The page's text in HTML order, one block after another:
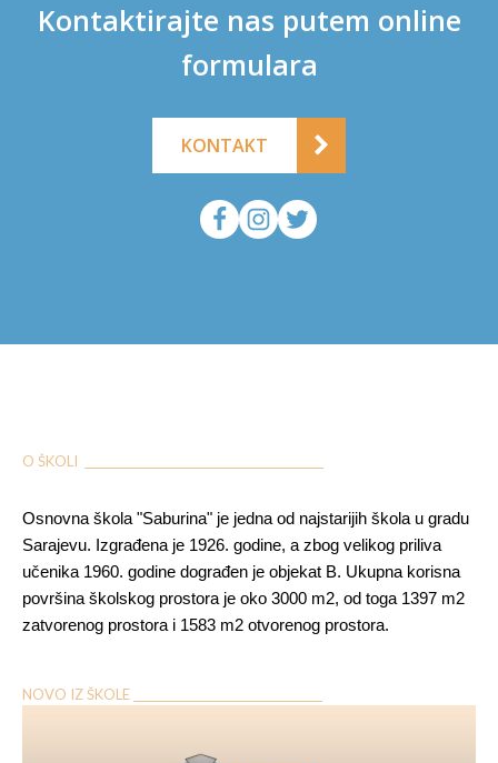
Kontaktirajte nas putem online
formulara
KONTAKT
O ŠKOLI ___________________________________________
Osnovna škola "Saburina" je jedna od najstarijih škola u gradu
Sarajevu. Izgrađena je 1926. godine, a zbog velikog priliva
učenika 1960. godine dograđen je objekat B. Ukupna korisna
površina školskog prostora je oko 3000 m2, od toga 1397 m2
zatvorenog prostora i 1583 m2 otvorenog prostora.
NOVO IZ ŠKOLE __________________________________